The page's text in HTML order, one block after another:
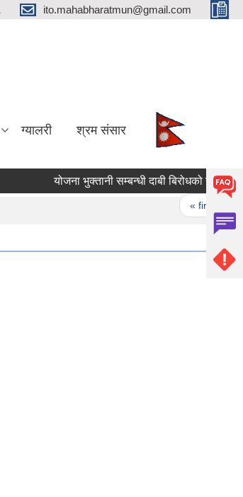
ito.mahabharatmun@gmail.com
ग्यालरी श्रम संसार
योजना भुक्तानी सम्बन्धी दाबी बिरोधको सूचना।
« first